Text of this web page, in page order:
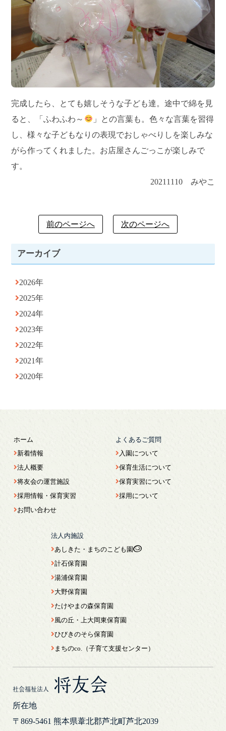
アーカイブ
2026年
2025年
2024年
2023年
2022年
2021年
2020年
完成したら、とても嬉しそうな子ども達。途中で綿を見
ると、「ふわふわ～
」との言葉も。色々な言葉を習得
し、様々な子どもなりの表現でおしゃべりしを楽しみな
がら作ってくれました。お店屋さんごっこが楽しみで
す。
20211110 みやこ
前のページへ 次のページへ
社会福祉法人 将友会
所在地
〒869-5461 熊本県葦北郡芦北町芦北2039
ホーム
新着情報
法人概要
将友会の運営施設
採用情報・保育実習
お問い合わせ
よくあるご質問
入園について
保育生活について
保育実習について
採用について
法人内施設
あしきた・まちのこども園
計石保育園
湯浦保育園
大野保育園
たけやまの森保育園
風の丘・上大岡東保育園
ひびきのそら保育園
まちのco.（子育て支援センター）